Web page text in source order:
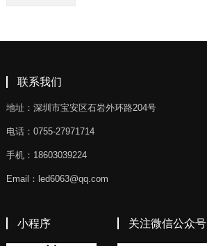
联系我们
地址：深圳市宝安区石岩外环路204号
电话：0755-27971714
手机：18603039224
Email：led6063@qq.com
小程序 关注微信公众号